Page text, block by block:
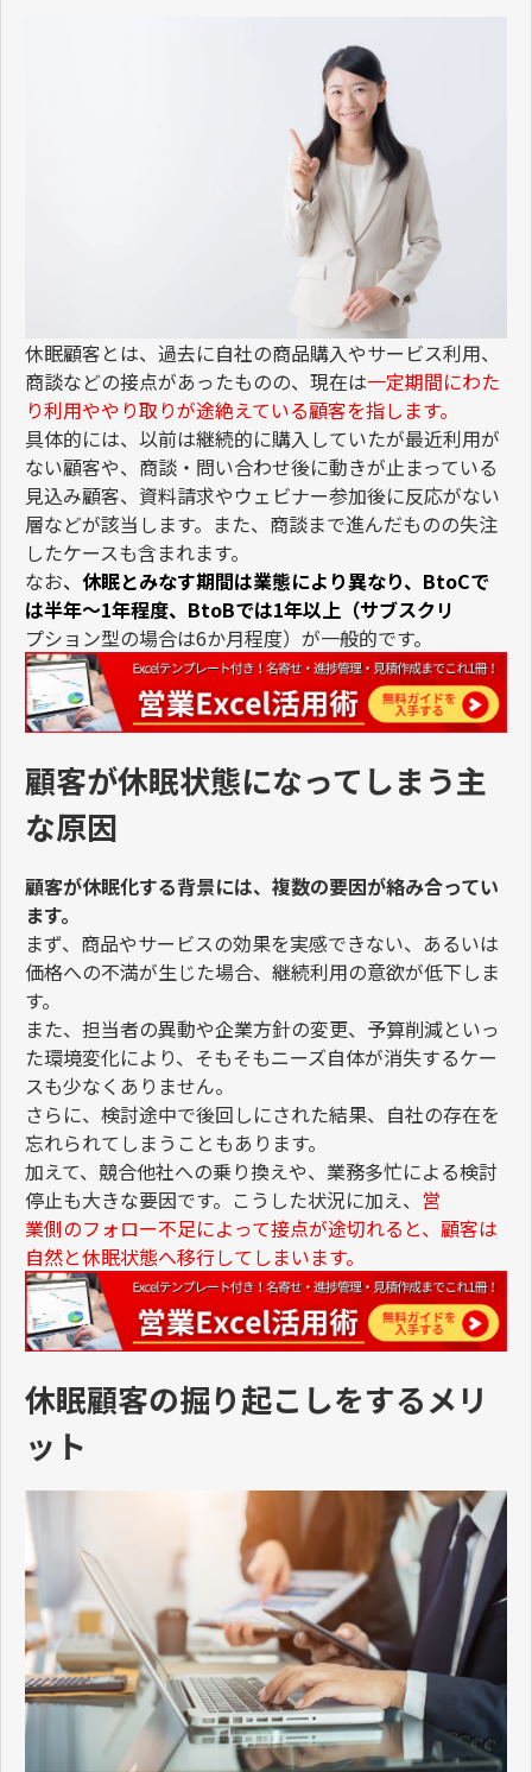
休眠顧客とは、過去に自社の商品購入やサービス利用、
商談などの接点があったものの、現在は一定期間にわた
り利用ややり取りが途絶えている顧客を指します。
具体的には、以前は継続的に購入していたが最近利用が
ない顧客や、商談・問い合わせ後に動きが止まっている
見込み顧客、資料請求やウェビナー参加後に反応がない
層などが該当します。また、商談まで進んだものの失注
したケースも含まれます。
なお、 休眠とみなす期間は業態により異なり、BtoCで
は半年～1年程度、BtoBでは1年以上（サブスクリ
プション型の場合は6か月程度）が一般的です。
顧客が休眠状態になってしまう主
な原因
顧客が休眠化する背景には、複数の要因が絡み合ってい
ます。
まず、商品やサービスの効果を実感できない、あるいは
価格への不満が生じた場合、継続利用の意欲が低下しま
す。
また、担当者の異動や企業方針の変更、予算削減といっ
た環境変化により、そもそもニーズ自体が消失するケー
スも少なくありません。
さらに、検討途中で後回しにされた結果、自社の存在を
忘れられてしまうこともあります。
加えて、競合他社への乗り換えや、業務多忙による検討
停止も大きな要因です。こうした状況に加え、 営
業側のフォロー不足によって接点が途切れると、顧客は
自然と休眠状態へ移行してしまいます。
休眠顧客の掘り起こしをするメリ
ット